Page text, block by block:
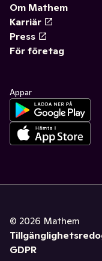
Om Mathem
Karriär
Press
För företag
Appar
© 2026 Mathem
GDPR